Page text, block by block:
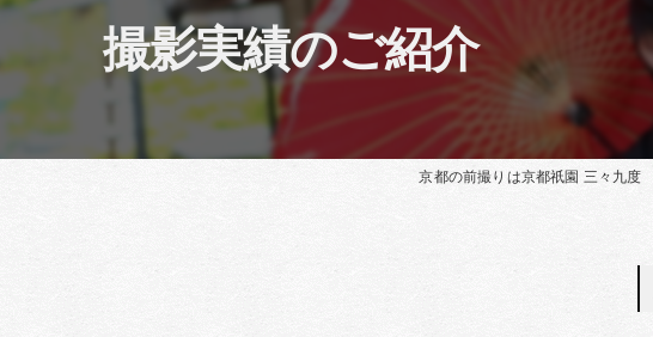
Traditional Japanese weddings
撮影実績のご紹介
京都の前撮りは京都祇園 三々九度